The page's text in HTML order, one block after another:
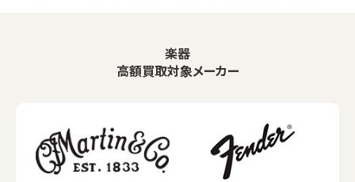
楽器
高額買取対象メーカー